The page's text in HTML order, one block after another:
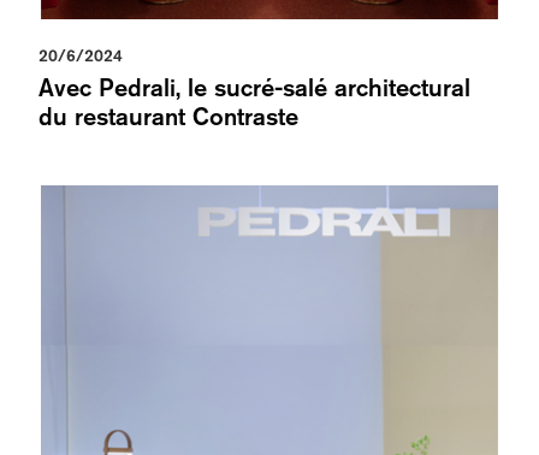
20/6/2024
Avec Pedrali, le sucré-salé architectural
du restaurant Contraste